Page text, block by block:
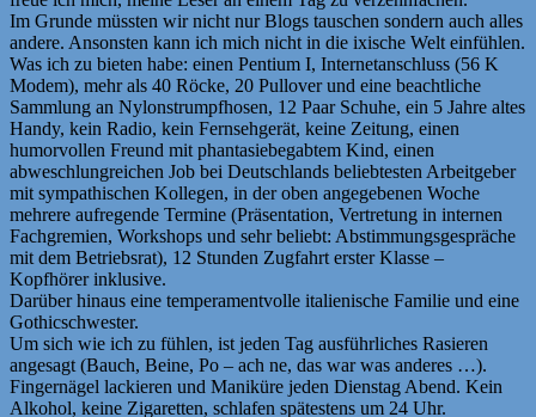
Im Grunde müssten wir nicht nur Blogs tauschen sondern auch alles
andere. Ansonsten kann ich mich nicht in die ixische Welt einfühlen.
Was ich zu bieten habe: einen Pentium I, Internetanschluss (56 K
Modem), mehr als 40 Röcke, 20 Pullover und eine beachtliche
Sammlung an Nylonstrumpfhosen, 12 Paar Schuhe, ein 5 Jahre altes
Handy, kein Radio, kein Fernsehgerät, keine Zeitung, einen
humorvollen Freund mit phantasiebegabtem Kind, einen
abweschlungreichen Job bei Deutschlands beliebtesten Arbeitgeber
mit sympathischen Kollegen, in der oben angegebenen Woche
mehrere aufregende Termine (Präsentation, Vertretung in internen
Fachgremien, Workshops und sehr beliebt: Abstimmungsgespräche
mit dem Betriebsrat), 12 Stunden Zugfahrt erster Klasse –
Kopfhörer inklusive.
Darüber hinaus eine temperamentvolle italienische Familie und eine
Gothicschwester.
Um sich wie ich zu fühlen, ist jeden Tag ausführliches Rasieren
angesagt (Bauch, Beine, Po – ach ne, das war was anderes …).
Fingernägel lackieren und Maniküre jeden Dienstag Abend. Kein
Alkohol, keine Zigaretten, schlafen spätestens um 24 Uhr.